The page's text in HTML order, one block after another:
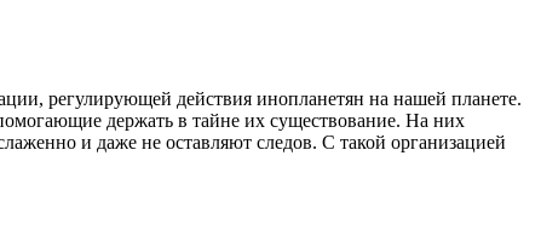
регулирующей действия инопланетян на нашей планете.
держать в тайне их существование. На них
и даже не оставляют следов. С такой организацией